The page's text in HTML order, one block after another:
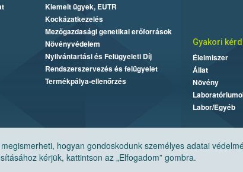
megismerheti, hogyan gondoskodunk személyes adatai
kérjük, kattintson az „Elfogadom” gombra.
Kiemelt ügyek, EUTR
Kockázatkezelés
Mezőgazdasági genetikai erőforrások
Növényvédelem
Nyilvántartási és Felügyeleti Díj
Rendszerszervezés és felügyelet
Termékpálya-ellenőrzés
Gyakori
Élelmiszer
Állat
Növény
Labor/Egyéb